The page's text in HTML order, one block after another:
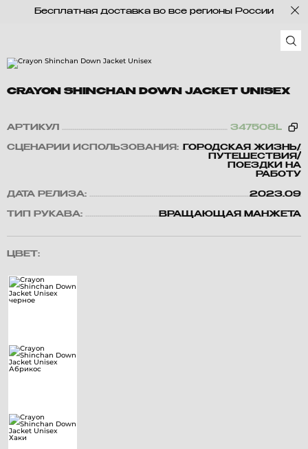
Бесплатная доставка во все регионы России
CRAYON SHINCHAN DOWN JACKET UNISEX
АРТИКУЛ 347508L
СЦЕНАРИЙ ИСПОЛЬЗОВАНИЯ:
ГОРОДСКАЯ ЖИЗНЬ/
ПУТЕШЕСТВИЯ/
ПОЕЗДКИ НА
РАБОТУ
ДАТА РЕЛИЗА: 2023.09
ТИП РУКАВА: ВРАЩАЮЩАЯ МАНЖЕТА
ЦВЕТ: